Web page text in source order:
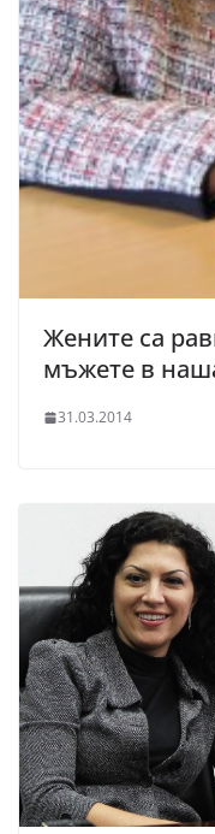
Жените са
мъжете в
31.03.2014